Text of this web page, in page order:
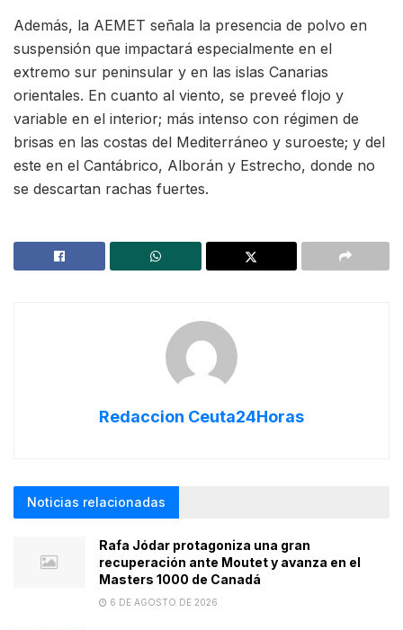
Además, la AEMET señala la presencia de polvo en
suspensión que impactará especialmente en el
extremo sur peninsular y en las islas Canarias
orientales. En cuanto al viento, se preveé flojo y
variable en el interior; más intenso con régimen de
brisas en las costas del Mediterráneo y suroeste; y del
este en el Cantábrico, Alborán y Estrecho, donde no
se descartan rachas fuertes.
Redaccion Ceuta24Horas
Noticias relacionadas
Rafa Jódar protagoniza una gran
recuperación ante Moutet y avanza en el
Masters 1000 de Canadá
6 DE AGOSTO DE 2026